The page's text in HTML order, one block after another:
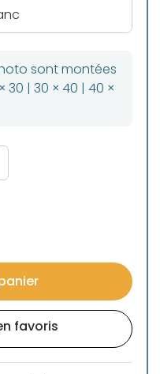
sont montées
| 30 × 40 | 40 ×
favoris